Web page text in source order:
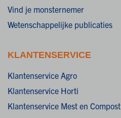
Vind je monsternemer
Wetenschappelijke publicaties
KLANTENSERVICE
Klantenservice Agro
Klantenservice Horti
Klantenservice Mest en Compost